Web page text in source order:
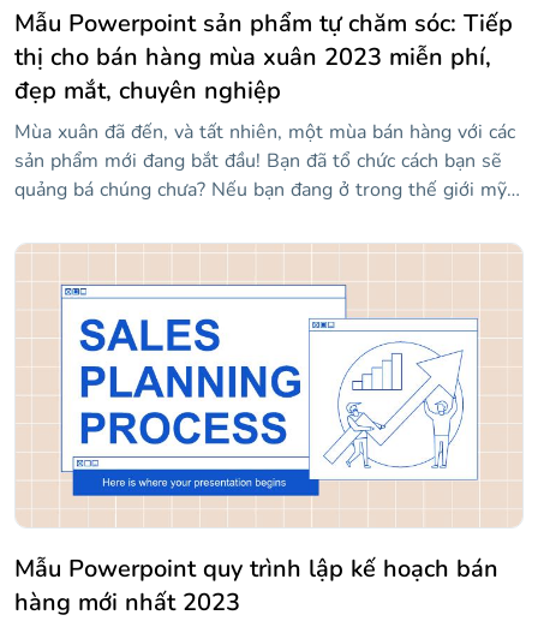
Mẫu Powerpoint sản phẩm tự chăm sóc: Tiếp
thị cho bán hàng mùa xuân 2023 miễn phí,
đẹp mắt, chuyên nghiệp
Mùa xuân đã đến, và tất nhiên, một mùa bán hàng với các
sản phẩm mới đang bắt đầu! Bạn đã tổ chức cách bạn sẽ
quảng bá chúng chưa? Nếu bạn đang ở trong thế giới mỹ
hoặc mặt nạ tóc, mẫu này sẽ rất hữu ích cho bạn, bởi vì
bạn sẽ có thể chuẩn bị mọi thứ liên quan đến quảng cáo
và tiếp thị. Thiết kế rất bắt mắt: phong cách hoa, nét màu
nước và minh họa phong cách cắt dán. Nó sẽ truyền tải
cảm giác bình yên cho khán giả của bạn, giống như cảm
giác như khi bạn được mát-xa với kem dưỡng da tốt!
Mẫu Powerpoint quy trình lập kế hoạch bán
hàng mới nhất 2023